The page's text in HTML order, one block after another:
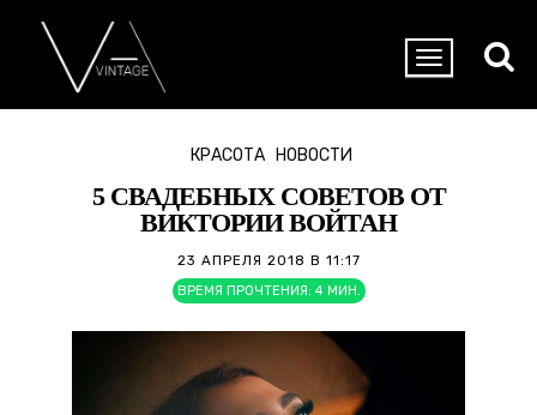
КРАСОТА НОВОСТИ
5 СВАДЕБНЫХ СОВЕТОВ ОТ
ВИКТОРИИ ВОЙТАН
23 АПРЕЛЯ 2018 В 11:17
ВРЕМЯ ПРОЧТЕНИЯ: 4 МИН.